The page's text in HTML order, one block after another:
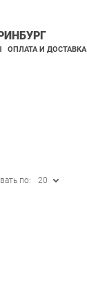
ОПЛАТА И ДОСТАВКА
по: 20